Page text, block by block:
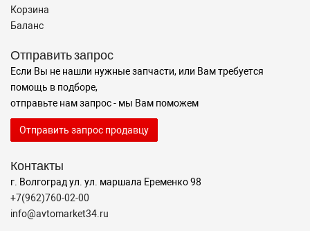
Корзина
Баланс
Отправить запрос
Если Вы не нашли нужные запчасти, или Вам требуется
помощь в подборе,
отправьте нам запрос - мы Вам поможем
Отправить запрос продавцу
Контакты
г. Волгоград ул. ул. маршала Еременко 98
+7(962)760-02-00
info@avtomarket34.ru